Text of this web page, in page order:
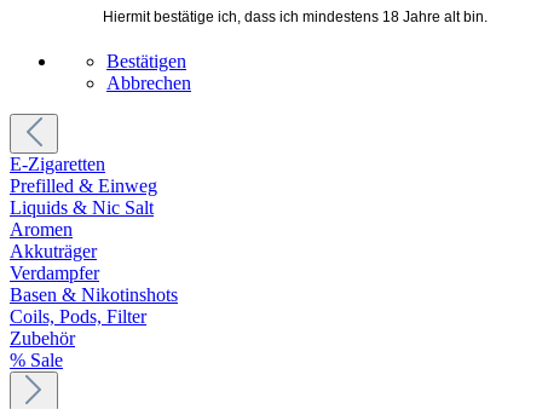
Hiermit bestätige ich, dass ich mindestens 18 Jahre alt bin.
Bestätigen
Abbrechen
E-Zigaretten
Prefilled & Einweg
Liquids & Nic Salt
Aromen
Akkuträger
Verdampfer
Basen & Nikotinshots
Coils, Pods, Filter
Zubehör
% Sale